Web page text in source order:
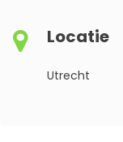
Locatie
Utrecht